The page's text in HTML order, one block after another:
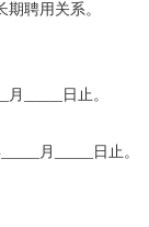
聘用关系。
月
日止。
月 日止。